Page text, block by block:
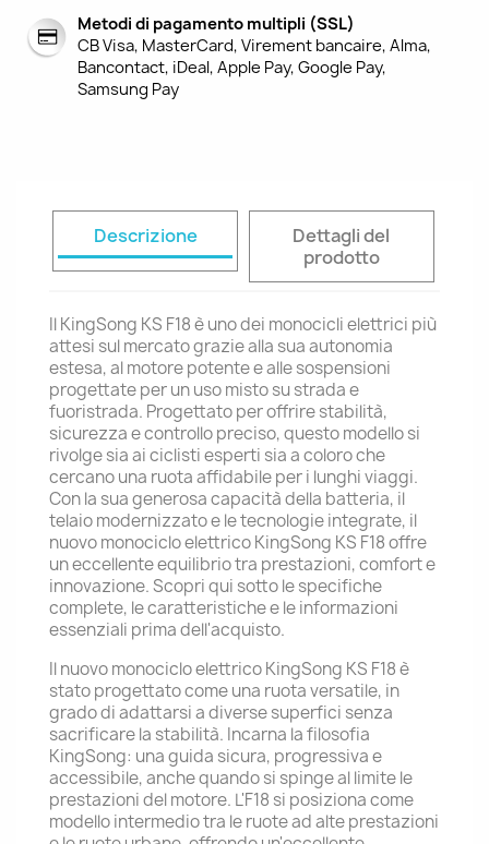
Metodi di pagamento multipli (SSL)
CB Visa, MasterCard, Virement bancaire, Alma,
Bancontact, iDeal, Apple Pay, Google Pay,
Samsung Pay
Descrizione
Dettagli del
prodotto
Il KingSong KS F18 è uno dei monocicli elettrici più
attesi sul mercato grazie alla sua autonomia
estesa, al motore potente e alle sospensioni
progettate per un uso misto su strada e
fuoristrada. Progettato per offrire stabilità,
sicurezza e controllo preciso, questo modello si
rivolge sia ai ciclisti esperti sia a coloro che
cercano una ruota affidabile per i lunghi viaggi.
Con la sua generosa capacità della batteria, il
telaio modernizzato e le tecnologie integrate, il
nuovo monociclo elettrico KingSong KS F18 offre
un eccellente equilibrio tra prestazioni, comfort e
innovazione. Scopri qui sotto le specifiche
complete, le caratteristiche e le informazioni
essenziali prima dell'acquisto.
Il nuovo monociclo elettrico KingSong KS F18 è
stato progettato come una ruota versatile, in
grado di adattarsi a diverse superfici senza
sacrificare la stabilità. Incarna la filosofia
KingSong: una guida sicura, progressiva e
accessibile, anche quando si spinge al limite le
prestazioni del motore. L'F18 si posiziona come
modello intermedio tra le ruote ad alte prestazioni